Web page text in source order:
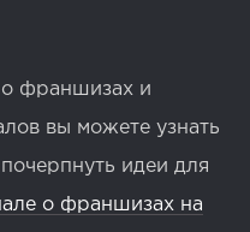
о франшизах и
вы можете узнать
идеи для
о франшизах на